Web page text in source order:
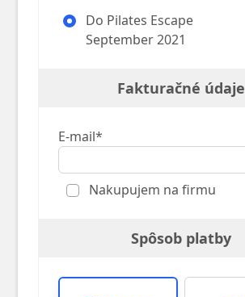
Do Pilates Escape
September 2021
Fakturačné údaje
E-mail*
Nakupujem na firmu
Spôsob platby